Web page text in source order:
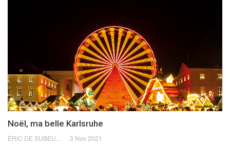
Noël, ma belle Karlsruhe
3 Nov 2021